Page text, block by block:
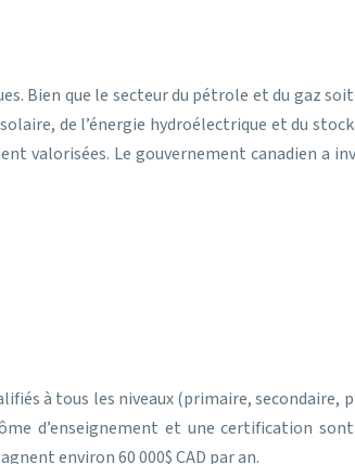
Bien que le secteur du pétrole et du gaz
de l’énergie hydroélectrique et du
valorisées. Le gouvernement canadien a
à tous les niveaux (primaire,
d’enseignement et une certification
environ 60 000$ CAD par an.